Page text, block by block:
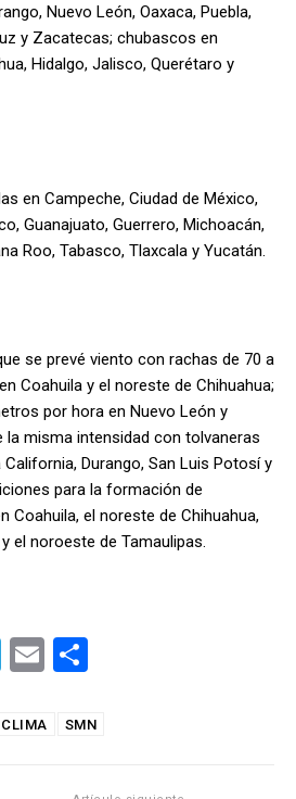
Nuevo León, Oaxaca, Puebla,
y Zacatecas; chubascos en
Hidalgo, Jalisco, Querétaro y
en Campeche, Ciudad de México,
Guanajuato, Guerrero, Michoacán,
Roo, Tabasco, Tlaxcala y Yucatán.
se prevé viento con rachas de 70 a
Coahuila y el noreste de Chihuahua;
por hora en Nuevo León y
la misma intensidad con tolvaneras
Durango, San Luis Potosí y
para la formación de
Coahuila, el noreste de Chihuahua,
el noroeste de Tamaulipas.
T
e
E
ail m
CLIMA SMN